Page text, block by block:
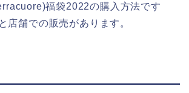
福袋2022の購入方法です
店舗での販売があります。